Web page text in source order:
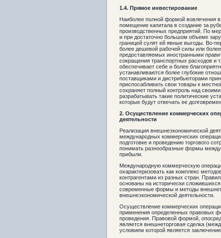
1.4. Прямое инвестирование
Наиболее полной формой вовлечения
помещение капитала в создание за
производственных предприятий. По
и при достаточно большом объеме
границей сулят ей явные выгоды. Во-
более дешевой рабочей силы или
предоставляемых иностранными
сокращения транспортных расходов и
обеспечивает себе и более
устанавливаются более глубокие
поставщиками и дистрибьюторами
приспосабливать свои товары к
сохраняет полный контроль над
разрабатывать такие политические
которые будут отвечать ее
2. Осуществление коммерческих
деятельности
Реализация внешнеэкономической
международных коммерческих
подготовке и проведению торгового
понимать разнообразные формы
прибыли.
Международную коммерческую
охарактеризовать как комплекс
контрагентами из разных стран.
основаны на исторически
современные формы и методы
внешнеэкономической деятельности.
Осуществление коммерческих
применения определенных правовых
проведения. Правовой формой,
является внешнеторговая сделка
условием которой является